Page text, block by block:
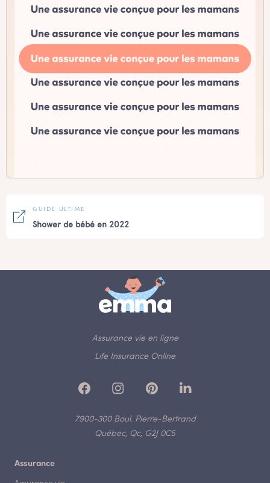
GUIDE ULTIME
Shower de bébé en 2022
Assurance vie en ligne
Life Insurance Online
7900-300 Boul. Pierre-Bertrand
Québec, Qc, G2J 0C5
Assurance